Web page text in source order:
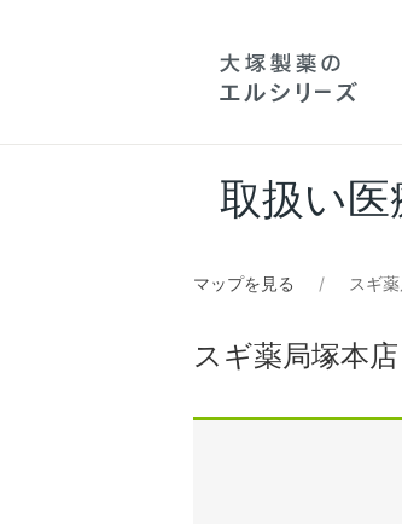
取扱い医
マップを見る スギ
スギ薬局塚本店